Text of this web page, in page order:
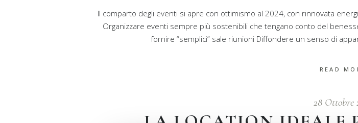
Il comparto degli eventi si apre con ottimismo al 2024, con rinnovata
Organizzare eventi sempre più sostenibili che tengano conto del
fornire “semplici” sale riunioni Diffondere un senso di
READ
28 Ottobre